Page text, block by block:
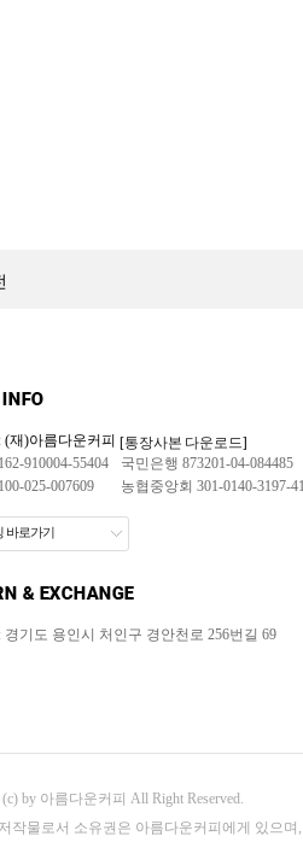
(재)아름다운커피 [통장사본 다운로드]
910004-55404
국민은행 873201-04-084485
025-007609
농협중앙회 301-0140-3197-41
바로가기
경기도 용인시 처인구 경안천로 256번길 69
by 아름다운커피 All Right Reserved.
작물로서 소유권은 아름다운커피에게 있으